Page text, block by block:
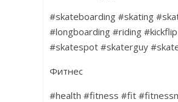
#skateboarding #skating
#longboarding #riding
#skatespot #skaterguy
Фитнес
#health #fitness #fit